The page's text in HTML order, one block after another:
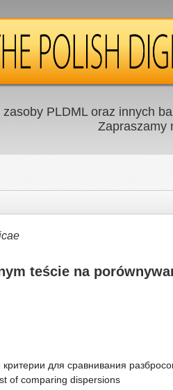
zasoby PLDML oraz innych
Zapraszamy
teście na
для сравнивания
of comparing dispersions